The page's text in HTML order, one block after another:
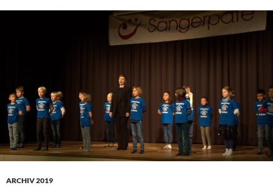
ARCHIV 2019